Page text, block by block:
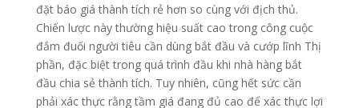
đặt báo giá thành tích rẻ hơn so cùng với địch thủ.
Chiến lược này thường hiệu suất cao trong công cuộc
đắm đuối người tiêu cần dùng bắt đầu và cướp lĩnh Thị
phần, đặc biệt trong quá trình đầu khi nhà hàng bắt
đầu chia sẻ thành tích. Tuy nhiên, cũng hết sức cần
phải xác thực rằng tầm giá đang đủ cao để xác thực lợi